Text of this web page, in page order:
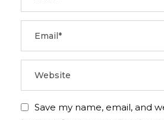
Save my name, email, and